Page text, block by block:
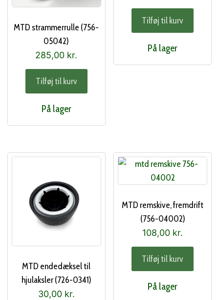
MTD strammerrulle (756-
05042)
285,00 kr.
Tilføj til kurv
På lager
Tilføj til kurv
På lager
MTD endedæksel til
hjulaksler (726-0341)
30,00 kr.
MTD remskive, fremdrift
(756-04002)
108,00 kr.
Tilføj til kurv
På lager